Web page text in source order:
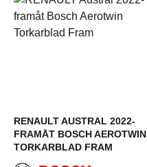
RENAULT AUSTRAL 2022-
FRAMÅT BOSCH AEROTWIN
TORKARBLAD FRAM